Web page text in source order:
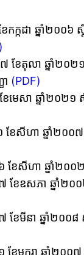
ក្កដា ឆ្នាំ២០០៦
ែតុលា ឆ្នាំ២០២១
(PDF)
េសា ឆ្នាំ២០២១ ស្
ែសីហា ឆ្នាំ២០០៧
ែសីហា ឆ្នាំ២០០២
ែឧសភា ឆ្នាំ២០០
ែមីនា ឆ្នាំ២០០៨
ែមករា​ ឆ្នាំ២០០៧